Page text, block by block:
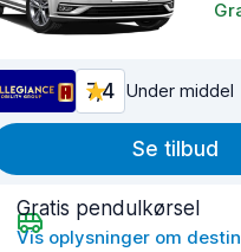
7,4 Under middel
Se tilbud
Gratis pendulkørsel
Vis oplysninger om